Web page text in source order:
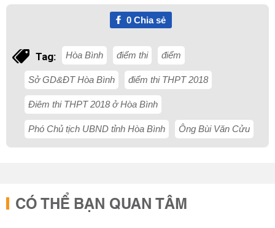
0Chia sẻ
Tag: Hòa Bình điểm thi điểm
Sở GD&ĐT Hòa Bình điểm thi THPT 2018
Điêm thi THPT 2018 ở Hòa Bình
Phó Chủ tịch UBND tỉnh Hòa Bình Ông Bùi Văn Cửu
CÓ THỂ BẠN QUAN TÂM